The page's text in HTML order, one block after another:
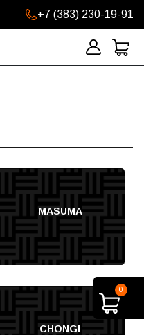
+7 (383) 230-19-91
MASUMA
CHONGI
0